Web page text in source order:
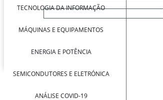
TECNOLOGIA DA INFORMAÇÃO
MÁQUINAS E EQUIPAMENTOS
ENERGIA E POTÊNCIA
SEMICONDUTORES E ELETRÓNICA
ANÁLISE COVID-19